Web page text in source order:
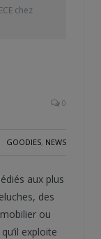
chez
0
GOODIES, NEWS
aux plus
des
ou
exploite